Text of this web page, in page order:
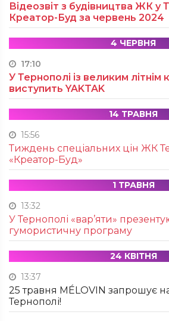
Відеозвіт з будівництва ЖК у
Креатор-Буд за червень 2024
4 ЧЕРВНЯ
17:10
У Тернополі із великим літнім
виступить YAKTAK
14 ТРАВНЯ
15:56
Тиждень спеціальних цін ЖК
«Креатор-Буд»
1 ТРАВНЯ
13:32
У Тернополі «вар’яти»
гумористичну програму
24 КВІТНЯ
13:37
25 травня MÉLOVIN запрошує
Тернополі!